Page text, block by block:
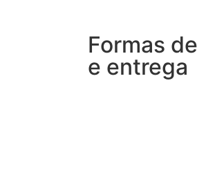
Formas
e entrega